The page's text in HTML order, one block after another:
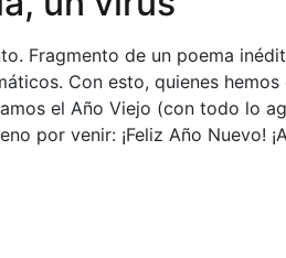
Fragmento de un poema
Con esto, quienes
el Año Viejo (con todo lo
por venir: ¡Feliz Año Nuevo!